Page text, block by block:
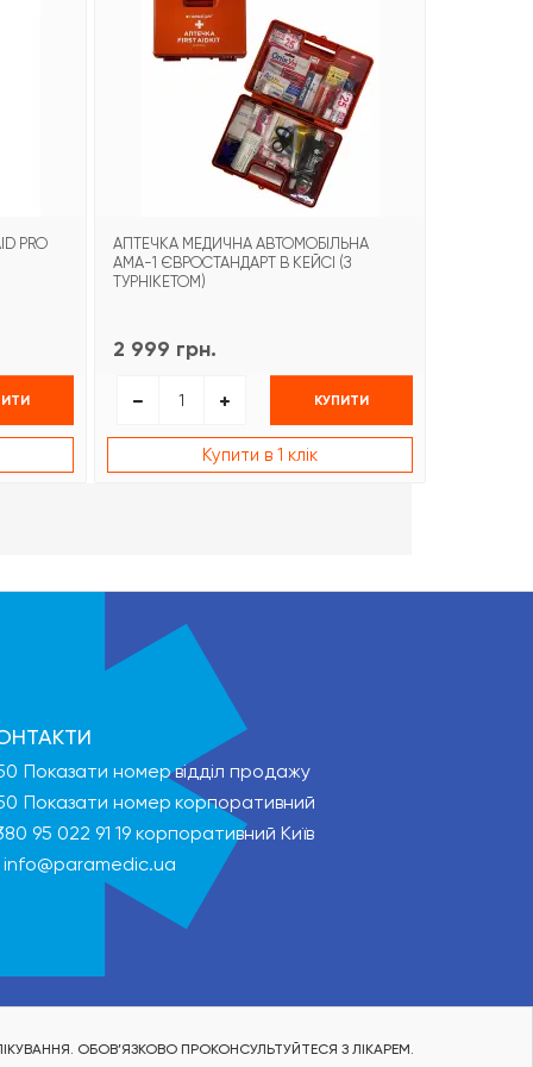
PRO
АПТЕЧКА МЕДИЧНА АВТОМОБІЛЬНА
АМА-1 ЄВРОСТАНДАРТ В КЕЙСІ (З
ТУРНІКЕТОМ)
2 999 грн.
КУПИТИ
Купити в 1 клік
Показати номервідділ продажу
Показати номер корпоративний
95 022 91 19 корпоративний Київ
info@paramedic.ua
ОБОВ’ЯЗКОВО ПРОКОНСУЛЬТУЙТЕСЯ З ЛІКАРЕМ.